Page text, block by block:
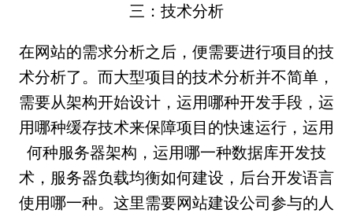
三：技术分析
在网站的需求分析之后，便需要进行项目的技
术分析了。而大型项目的技术分析并不简单，
需要从架构开始设计，运用哪种开发手段，运
用哪种缓存技术来保障项目的快速运行，运用
何种服务器架构，运用哪一种数据库开发技
术，服务器负载均衡如何建设，后台开发语言
使用哪一种。这里需要网站建设公司参与的人